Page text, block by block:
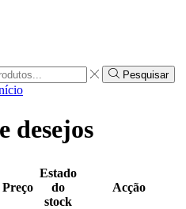
Pesquisar
desejos
Preço
Estado
do
stock
Acção